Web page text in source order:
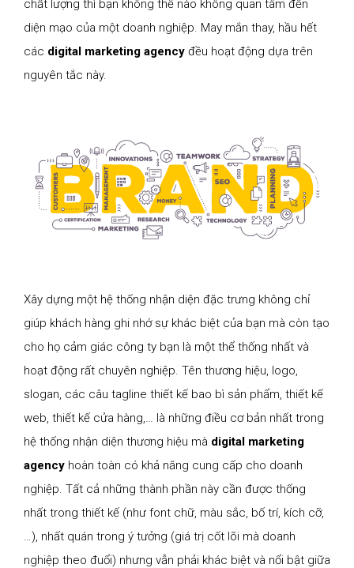
chất lượng thì bạn không thể nào không quan tâm đến
diện mạo của một doanh nghiệp. May mắn thay, hầu hết
các digital marketing agency đều hoạt động dựa trên
nguyên tắc này.
Xây dựng một hệ thống nhận diện đặc trưng không chỉ
giúp khách hàng ghi nhớ sự khác biệt của bạn mà còn tạo
cho họ cảm giác công ty bạn là một thể thống nhất và
hoạt động rất chuyên nghiệp. Tên thương hiệu, logo,
slogan, các câu tagline thiết kế bao bì sản phẩm, thiết kế
web, thiết kế cửa hàng,… là những điều cơ bản nhất trong
hệ thống nhận diện thương hiệu mà digital marketing
agency hoàn toàn có khả năng cung cấp cho doanh
nghiệp. Tất cả những thành phần này cần được thống
nhất trong thiết kế (như font chữ, màu sắc, bố trí, kích cỡ,
…), nhất quán trong ý tưởng (giá trị cốt lõi mà doanh
nghiệp theo đuổi) nhưng vẫn phải khác biệt và nổi bật giữa